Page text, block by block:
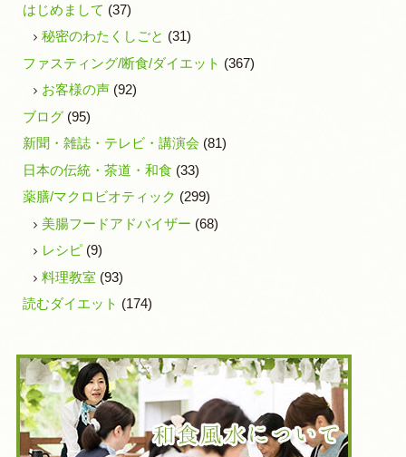
はじめまして (37)
秘密のわたくしごと (31)
ファスティング/断食/ダイエット (367)
お客様の声 (92)
ブログ (95)
新聞・雑誌・テレビ・講演会 (81)
日本の伝統・茶道・和食 (33)
薬膳/マクロビオティック (299)
美腸フードアドバイザー (68)
レシピ (9)
料理教室 (93)
読むダイエット (174)